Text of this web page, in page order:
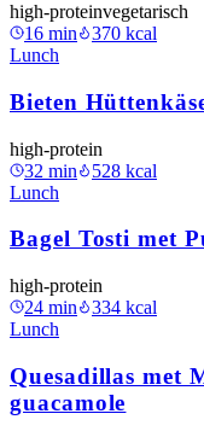
high-proteinvegetarisch
16 min 370 kcal
Lunch
Bieten
high-protein
32 min 528 kcal
Lunch
Bagel Tosti met
high-protein
24 min 334 kcal
Lunch
Quesadillas met
guacamole